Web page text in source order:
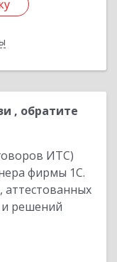
, обратите
ИТС)
фирмы 1С.
аттестованных
и решений